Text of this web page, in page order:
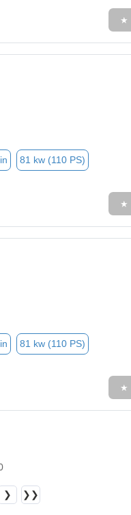
★
81 kw (110 PS)
★
81 kw (110 PS)
★
❯ ❯❯